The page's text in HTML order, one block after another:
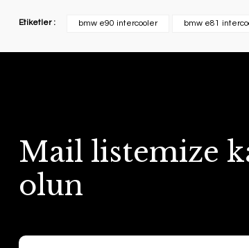
Etiketler : bmw e90 intercooler bmw e81
Mail listemize
olun